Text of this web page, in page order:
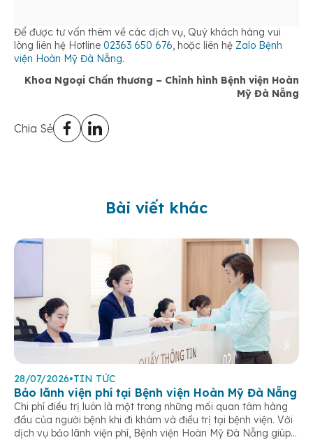
Để được tư vấn thêm về các dịch vụ, Quý khách hàng vui
lòng liên hệ Hotline 02363 650 676, hoặc liên hệ Zalo Bệnh
viện Hoàn Mỹ Đà Nẵng.
Khoa Ngoại Chấn thương – Chỉnh hình Bệnh viện Hoàn
Mỹ Đà Nẵng
Chia Sẻ
Bài viết khác
28/07/2026•TIN TỨC
Bảo lãnh viện phí tại Bệnh viện Hoàn Mỹ Đà Nẵng
Chi phí điều trị luôn là một trong những mối quan tâm hàng
đầu của người bệnh khi đi khám và điều trị tại bệnh viện. Với
dịch vụ bảo lãnh viện phí, Bệnh viện Hoàn Mỹ Đà Nẵng giúp